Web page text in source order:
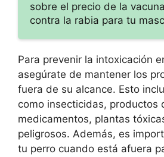
sobre el precio de la vacuna
contra la rabia para tu
Para prevenir la intoxicación
asegúrate de mantener los
fuera de su alcance. Esto
como insecticidas, productos
medicamentos, plantas
peligrosos. Además, es
tu perro cuando está afuera